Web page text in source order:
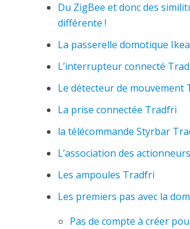
Du ZigBee et donc des
différente !
La passerelle domotique
L’interrupteur connecté
Le détecteur de mouvement
La prise connectée Tradfri
la télécommande Styrbar
L’association des
Les ampoules Tradfri
Les premiers pas avec la
Pas de compte à créer